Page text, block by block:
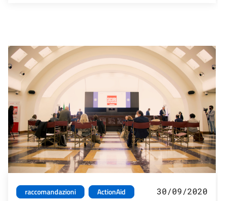
raccomandazioni ActionAid 30/09/2020